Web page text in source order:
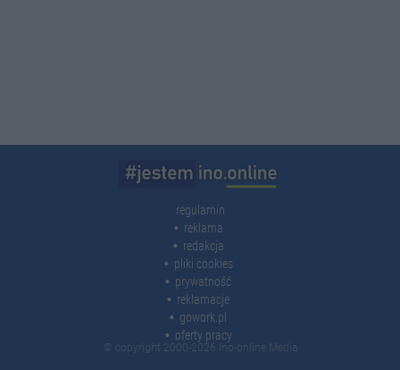
regulamin
reklama
redakcja
pliki cookies
prywatność
reklamacje
gowork.pl
oferty pracy
© copyright 2000-2026 Ino-online Media